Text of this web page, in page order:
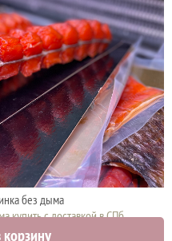
без дыма
с доставкой в СПб